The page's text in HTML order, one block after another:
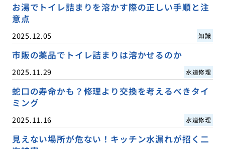
お湯でトイレ詰まりを溶かす際の正しい手順と注
意点
2025.12.05 知識
市販の薬品でトイレ詰まりは溶かせるのか
2025.11.29 水道修理
蛇口の寿命かも？修理より交換を考えるべきタイ
ミング
2025.11.16 水道修理
見えない場所が危ない！キッチン水漏れが招く二